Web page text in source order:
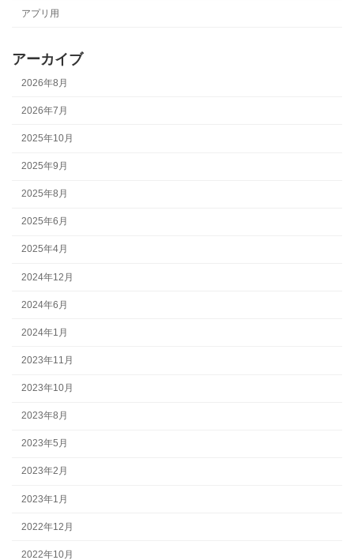
アプリ用
アーカイブ
2026年8月
2026年7月
2025年10月
2025年9月
2025年8月
2025年6月
2025年4月
2024年12月
2024年6月
2024年1月
2023年11月
2023年10月
2023年8月
2023年5月
2023年2月
2023年1月
2022年12月
2022年10月